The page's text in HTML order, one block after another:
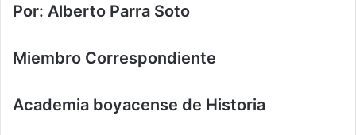
Por: Alberto Parra Soto
Miembro Correspondiente
Academia boyacense de Historia